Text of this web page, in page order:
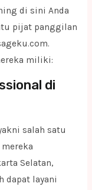
di sini Anda
pijat panggilan
miliki:
di
salah satu
mereka
Selatan,
dapat layani